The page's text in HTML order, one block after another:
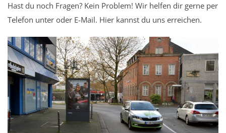
Hast du noch Fragen? Kein Problem! Wir helfen dir gerne per
Telefon unter oder E-Mail. Hier kannst du uns erreichen.